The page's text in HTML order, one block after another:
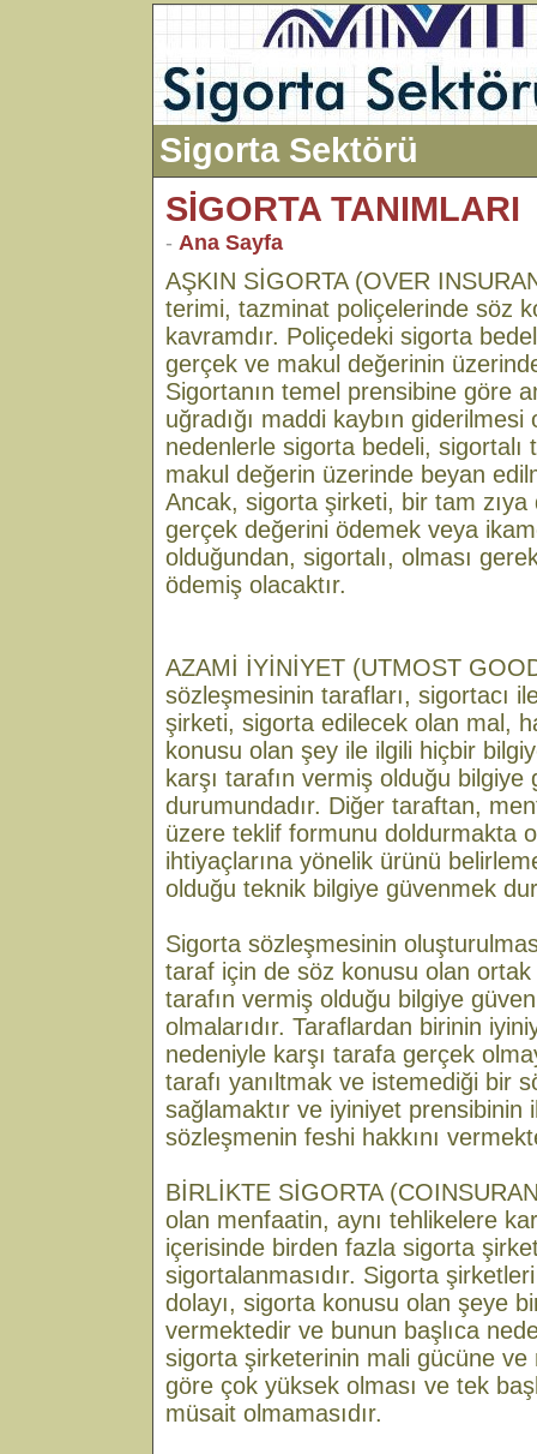
Sigorta Sektörü
SİGORTA TANIMLARI
- Ana Sayfa
AŞKIN SİGORTA (OVER
terimi, tazminat poliçelerinde söz
kavramdır. Poliçedeki sigorta
gerçek ve makul değerinin
Sigortanın temel prensibine göre
uğradığı maddi kaybın
nedenlerle sigorta bedeli, sigortalı
makul değerin üzerinde beyan
Ancak, sigorta şirketi, bir tam zıya
gerçek değerini ödemek veya
olduğundan, sigortalı, olması
ödemiş olacaktır.
AZAMİ İYİNİYET (UTMOST
sözleşmesinin tarafları, sigortacı
şirketi, sigorta edilecek olan mal,
konusu olan şey ile ilgili hiçbir
karşı tarafın vermiş olduğu bilgiye
durumundadır. Diğer taraftan,
üzere teklif formunu doldurmakta
ihtiyaçlarına yönelik ürünü
olduğu teknik bilgiye güvenmek
Sigorta sözleşmesinin
taraf için de söz konusu olan
tarafın vermiş olduğu bilgiye
olmalarıdır. Taraflardan birinin
nedeniyle karşı tarafa gerçek
tarafı yanıltmak ve istemediği bir
sağlamaktır ve iyiniyet prensibinin
sözleşmenin feshi hakkını
BİRLİKTE SİGORTA
olan menfaatin, aynı tehlikelere
içerisinde birden fazla sigorta
sigortalanmasıdır. Sigorta
dolayı, sigorta konusu olan şeye
vermektedir ve bunun başlıca
sigorta şirketerinin mali gücüne
göre çok yüksek olması ve tek
müsait olmamasıdır.